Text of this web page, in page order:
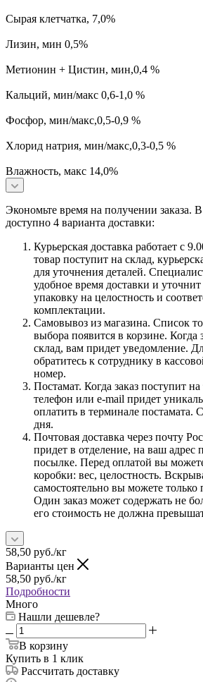
Сырая клетчатка, 7,0%
Лизин, мин 0,5%
Метионин + Цистин, мин,0,4 %
Кальций, мин/макс 0,6-1,0 %
Фосфор, мин/макс,0,5-0,9 %
Хлорид натрия, мин/макс,0,3-0,5 %
Влажность, макс 14,0%
Экономьте время на получении заказа.
доступно 4 варианта доставки:
Курьерская доставка работает с
товар поступит на склад,
для уточнения деталей.
удобное время доставки и
упаковку на целостность и
комплектации.
Самовывоз из магазина. Список
выбора появится в корзине. Когда
склад, вам придет уведомление.
обратитесь к сотруднику в
номер.
Постамат. Когда заказ поступит
телефон или e-mail придет
оплатить в терминале
дня.
Почтовая доставка через почту
придет в отделение, на ваш адрес
посылке. Перед оплатой вы
коробки: вес, целостность.
самостоятельно вы можете только
Один заказ может содержать не
его стоимость не должна
58,50 руб./кг
Варианты цен
58,50 руб./кг
Подробности
Много
Нашли дешевле?
В корзину
Купить в 1 клик
Рассчитать доставку